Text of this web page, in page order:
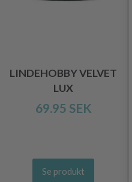
LINDEHOBBY VELVET
LUX
69.95 SEK
Se produkt